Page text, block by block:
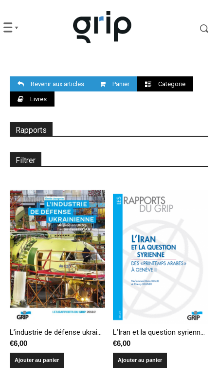
Revenir aux articles Panier Categorie
Livres
Rapports
Filtrer
L’industrie de défense ukrainienne: un pied en URSS, l’autre dans l’OTAN
€6,00
Ajouter au panier
L’Iran et la question syrienne : des « Printemps arabes » à Genève II
€6,00
Ajouter au panier